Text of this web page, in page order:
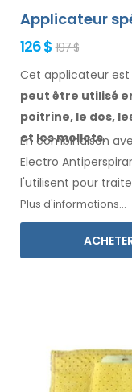
Applicateur
126 $ 197 $
Cet applicateur
peut être utilisé
poitrine, le dos,
et les mollets.
En combinaison
Electro
l'utilisent pour
mode d'emploi
Plus d'informations...